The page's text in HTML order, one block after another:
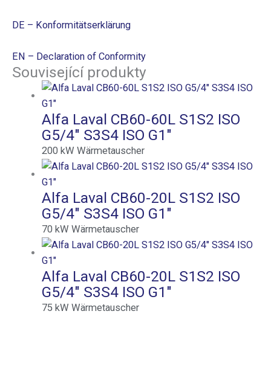
DE – Konformitätserklärung
EN – Declaration of Conformity
Související produkty
Alfa Laval CB60-60L S1S2 ISO
G5/4″ S3S4 ISO G1″
200 kW Wärmetauscher
Alfa Laval CB60-20L S1S2 ISO
G5/4″ S3S4 ISO G1″
70 kW Wärmetauscher
Alfa Laval CB60-20L S1S2 ISO
G5/4″ S3S4 ISO G1″
75 kW Wärmetauscher